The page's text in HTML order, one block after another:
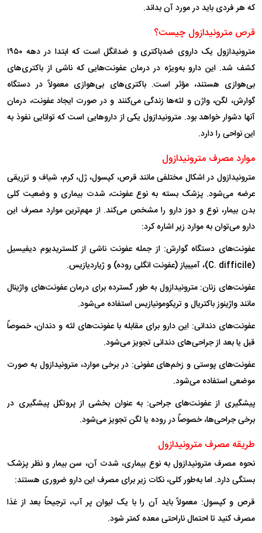
که هر فردی باید در مورد آن بداند.
قرص مترونیدازول چیست؟
مترونیدازول یک داروی ضدباکتری و ضدانگل است که ابتدا در دهه ۱۹۵۰
کشف شد. این دارو به‌ویژه در درمان عفونت‌هایی که ناشی از باکتری‌های
بی‌هوازی هستند، مؤثر است. باکتری‌های بی‌هوازی معمولاً در دستگاه
گوارش، لگن، واژن و لثه‌ها زندگی می‌کنند و در صورت ایجاد عفونت، درمان
آنها دشوار خواهد بود. مترونیدازول یکی از دارو‌هایی است که توانایی نفوذ به
این نواحی را دارد.
موارد مصرف مترونیدازول
مترونیدازول در اشکال مختلفی مانند قرص، کپسول، ژل، کرم، شیاف و تزریقی
عرضه می‌شود. پزشک بسته به نوع عفونت، شدت بیماری و وضعیت کلی
بدن بیمار، نوع و دوز دارو را مشخص می‌کند. از مهم‌ترین موارد مصرف این
دارو می‌توان به موارد زیر اشاره کرد:
عفونت‌های دستگاه گوارش: از جمله عفونت ناشی از کلستریدیوم دیفیسیل
(C. difficile)، آمیبیاز (عفونت انگلی روده) و ژیاردیازیس.
عفونت‌های زنان: مترونیدازول به طور گسترده برای درمان عفونت‌های واژینال
مانند واژینوز باکتریال و تریکومونیازیس استفاده می‌شود.
عفونت‌های دندانی: این دارو برای مقابله با عفونت‌های لثه و دندان، خصوصاً
قبل یا بعد از جراحی‌های دندانی تجویز می‌شود.
عفونت‌های پوستی و زخم‌های عفونی: در برخی موارد، مترونیدازول به صورت
موضعی استفاده می‌شود.
پیشگیری از عفونت‌های جراحی: به عنوان بخشی از پروتکل پیشگیری در
برخی جراحی‌ها، خصوصاً در روده یا لگن تجویز می‌شود.
طریقه مصرف مترونیدازول
نحوه مصرف مترونیدازول به نوع بیماری، شدت آن، سن بیمار و نظر پزشک
بستگی دارد. اما به‌طور کلی، نکات زیر برای مصرف این دارو ضروری هستند:
قرص و کپسول: معمولاً باید آن را با یک لیوان پر آب، ترجیحاً بعد از غذا
مصرف کنید تا احتمال ناراحتی معده کمتر شود.